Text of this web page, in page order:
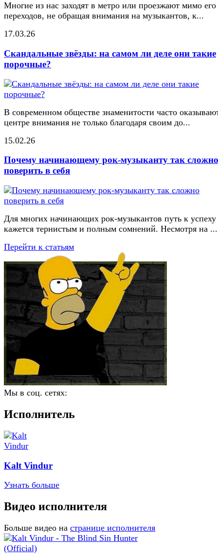
Многие из нас заходят в метро или проезжают мимо его
переходов, не обращая внимания на музыкантов, к...
17.03.26
Скандальные звёзды: на самом ли деле они такие
порочные?
В современном обществе знаменитости часто
центре внимания не только благодаря своим до...
15.02.26
Почему начинающему рок-музыканту так сложно
поверить в себя
Для многих начинающих рок-музыкантов путь к успеху
кажется тернистым и полным сомнений. Несмотря на ...
Перейти к статьям
Мы в соц. сетях:
Исполнитель
Kalt Vindur
Узнать больше
Видео исполнителя
Больше видео на странице исполнителя